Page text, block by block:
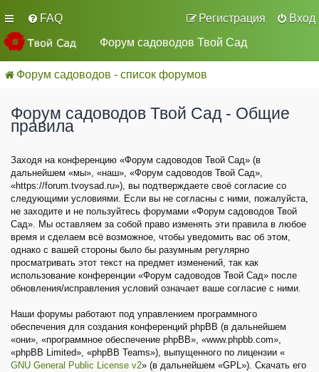
FAQ Вход
Регистрация
Форум садоводов Твой Сад
Форум садоводов - список форумов
Форум садоводов Твой Сад - Общие
правила
Заходя на конференцию «Форум садоводов Твой Сад» (в
дальнейшем «мы», «наш», «Форум садоводов Твой Сад»,
«https://forum.tvoysad.ru»), вы подтверждаете своё согласие со
следующими условиями. Если вы не согласны с ними, пожалуйста,
не заходите и не пользуйтесь форумами «Форум садоводов Твой
Сад». Мы оставляем за собой право изменять эти правила в любое
время и сделаем всё возможное, чтобы уведомить вас об этом,
однако с вашей стороны было бы разумным регулярно
просматривать этот текст на предмет изменений, так как
использование конференции «Форум садоводов Твой Сад» после
обновления/исправления условий означает ваше согласие с ними.
Наши форумы работают под управлением программного
обеспечения для создания конференций phpBB (в дальнейшем
«они», «программное обеспечение phpBB», «www.phpbb.com»,
«phpBB Limited», «phpBB Teams»), выпущенного по лицензии «
GNU General Public License v2» (в дальнейшем «GPL»). Скачать его